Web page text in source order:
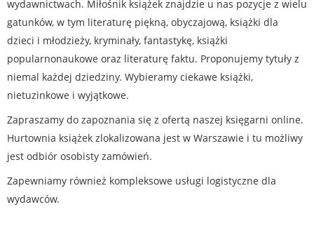
wydawnictwach. Miłośnik książek znajdzie u nas pozycje z wielu
gatunków, w tym literaturę piękną, obyczajową, książki dla
dzieci i młodzieży, kryminały, fantastykę, książki
popularnonaukowe oraz literaturę faktu. Proponujemy tytuły z
niemal każdej dziedziny. Wybieramy ciekawe książki,
nietuzinkowe i wyjątkowe.
Zapraszamy do zapoznania się z ofertą naszej księgarni online.
Hurtownia książek zlokalizowana jest w Warszawie i tu możliwy
jest odbiór osobisty zamówień.
Zapewniamy również kompleksowe usługi logistyczne dla
wydawców.